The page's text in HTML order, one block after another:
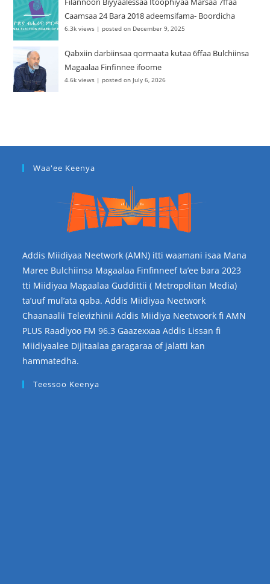
Caamsaa 24 Bara 2018 adeemsifama- Boordicha
6.3k views |posted on December 9, 2025
Qabxiin darbiinsaa qormaata kutaa 6ffaa Bulchiinsa
Magaalaa Finfinnee ifoome
4.6k views |posted on July 6, 2026
Waa'ee Keenya
Addis Miidiyaa Neetwork (AMN) itti waamani isaa Mana
Maree Bulchiinsa Magaalaa Finfinneef ta’ee bara 2023
tti Miidiyaa Magaalaa Guddittii ( Metropolitan Media)
ta’uuf mul’ata qaba. Addis Miidiyaa Neetwork
Chaanaalii Televizhinii Addis Miidiya Neetwoork fi AMN
PLUS Raadiyoo FM 96.3 Gaazexxaa Addis Lissan fi
Miidiyaalee Dijitaalaa garagaraa of jalatti kan
hammatedha.
Teessoo Keenya